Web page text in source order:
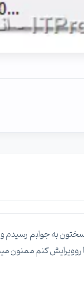
روویرایش کنم ممنون